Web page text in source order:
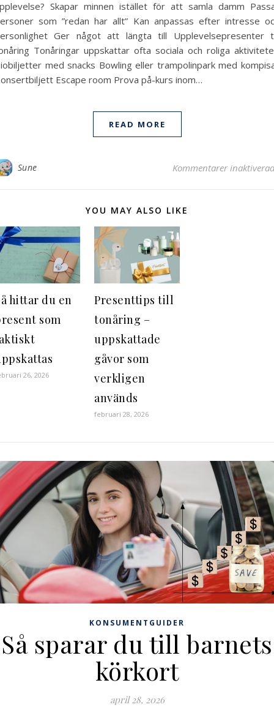
Skapar minnen istället för att samla damm
som ”redan har allt” Kan anpassas efter intresse
Ger något att längta till Upplevelsepresenter
Tonåringar uppskattar ofta sociala och roliga
med snacks Bowling eller trampolinpark med
Escape room Prova på-kurs inom…
READ MORE
Sune Kommentarer
YOU MAY ALSO LIKE
hittar du en
som
26, 2026
Presenttips till
tonåring –
uppskattade
gåvor som
verkligen
används
februari 28, 2026
KONSUMENTGUIDER
Så sparar du till barnets
körkort
april 28, 2026